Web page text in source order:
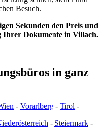
Besuch.
Sekunden den Preis und
Ihrer Dokumente in Villach.
in ganz
- Vorarlberg - Tirol -
- Steiermark -